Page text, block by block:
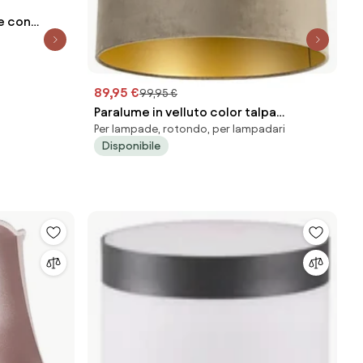
con
89,95 €99,95 €
Paralume in velluto color talpa
40/40/40 con interno dorato
Per lampade, rotondo, per lampadari
Disponibile